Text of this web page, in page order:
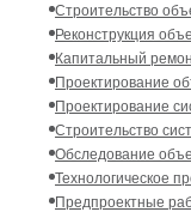
Строительство
Реконструкция
Капитальный
Проектирование
Проектирование
Строительство
Обследование
Технологическое
Предпроектные